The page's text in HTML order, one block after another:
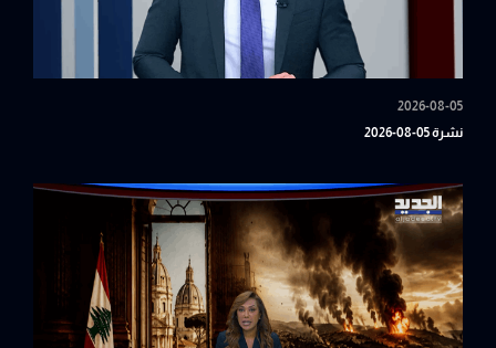
2026-08-05
نشرة 05-08-2026